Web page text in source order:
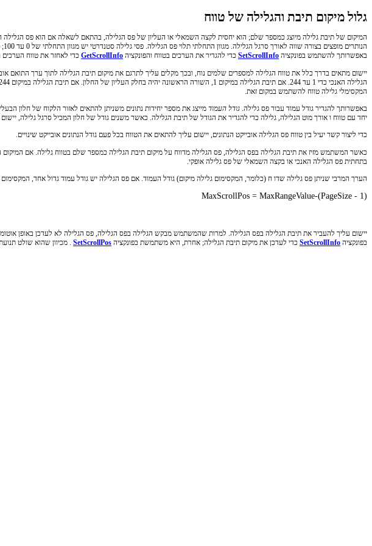
גלול מיקום תיבת והגלילה של טווח
באפשרותך להשתמש בפונקציה SetScrollInfo כדי להגדיר את הערכים בטווח והפונקציה GetScrollInfo כדי לאחזר את טווח הערכים
המקסימלי גלילה טווח להשתמש במקום זאת.
באפשרותך להגדיר גודל עמוד עבור פס גלילה. גודל העמוד
יחד עם טווח ו אורך מוט הגלילה, גלילה כדי להגדיר את הגודל של תיבת הגלילה. כאשר משנים גודל של חלון המכיל סרגל גלילה, יישום
כדי ליצור קשר יעיל בין טווח פס הגלילה אובייקט הנתונים, יישום עליך להתאים את הטווח בכל פעם גודל הנתונים אובייקט שינויים.
כאשר המשתמש מזיז את תיבת הגלילה בפס הגלילה, פס הגלילה מדווח על מיקום תיבת הגלילה כמספר שלם בטווח גלילה. אם
בתחתית פס הגלילה האנכי או בקצה השמאלי של פס גלילה אופקי.
הערך המרבי שניתן פס גלילה שדו ח (כלומר, המקסימום גלילה מיקום) גודל העמוד. אם פס הגלילה יש גודל עמוד גדול אחד,
יישום עליך להעביר את תיבת הגלילה בפס הגלילה. למרות שהמשתמש מבקש הגלילה בפס הגלילה, פס הגלילה לא לעדכן באופן
בפונקציה SetScrollInfo כדי לעדכן את מיקום תיבת הגלילה; אחרת, היא משתמשת בפונקציה SetScrollPos . מכיוון שהוא שולט